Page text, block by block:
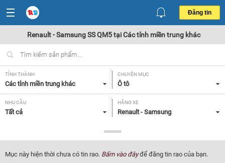
Đăng tin
Renault - Samsung SS QM5 tại Các tỉnh miền trung khác
TỈNH THÀNH
Các tỉnh miền trung khác
CHUYÊN MỤC
Ô tô
NHU CẦU
Tất cả
HÃNG XE
Renault - Samsung
SS QM5
NĂM SẢN XUẤT
Tất cả
GIÁ XE XUẤT XỨ
Mục này hiện thời chưa có tin rao. Bấm vào đâyđể đăng tin rao của bạn.